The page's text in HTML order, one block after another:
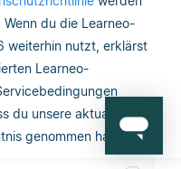
du die Learneo-
weiterhin nutzt, erklärst
Learneo-
du unsere aktualisierte
genommen hast.